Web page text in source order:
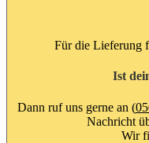
Für die Lieferung
Ist
Dann ruf uns gerne an (
Nachricht
Wir